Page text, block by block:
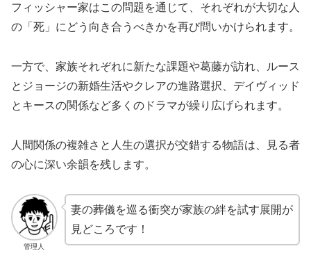
フィッシャー家はこの問題を通じて、それぞれが大切な人
の「死」にどう向き合うべきかを再び問いかけられます。
一方で、家族それぞれに新たな課題や葛藤が訪れ、ルース
とジョージの新婚生活やクレアの進路選択、デイヴィッド
とキースの関係など多くのドラマが繰り広げられます。
人間関係の複雑さと人生の選択が交錯する物語は、見る者
の心に深い余韻を残します。
管理人
妻の葬儀を巡る衝突が家族の絆を試す展開が
見どころです！